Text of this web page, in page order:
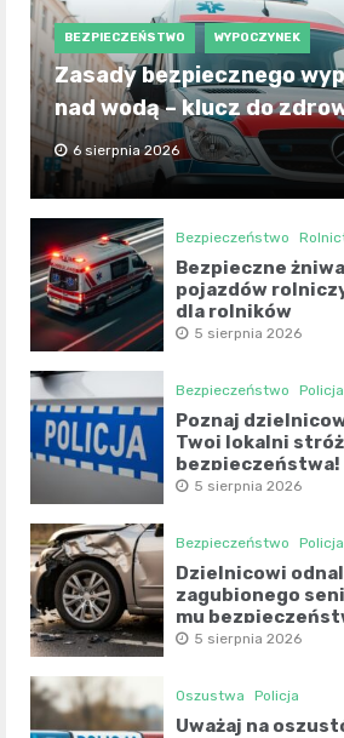
BEZPIECZEŃSTWO WYPOCZYNEK
Zasady bezpiecznego
nad wodą – klucz do
6 sierpnia 2026
Bezpieczeństwo
Bezpieczne
pojazdów
dla rolników
5 sierpnia 2026
Bezpieczeństwo Policja
Poznaj
Twoi lokalni
bezpieczeństwa!
5 sierpnia 2026
Bezpieczeństwo Policja
Dzielnicowi
zagubionego
mu
5 sierpnia 2026
Oszustwa Policja
Uważaj na